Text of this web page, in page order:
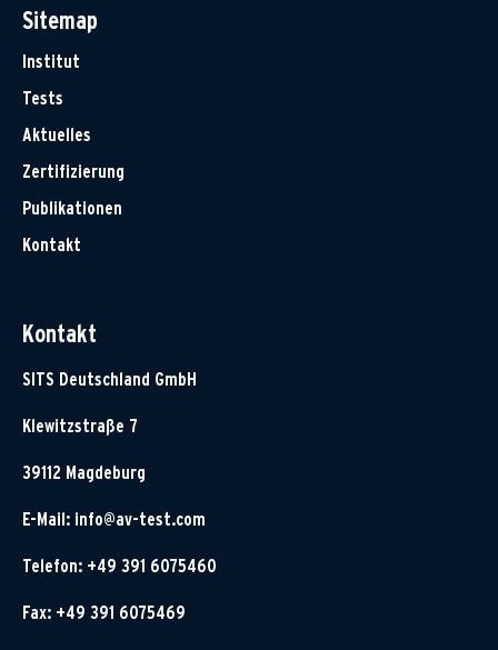
Sitemap
Institut
Tests
Aktuelles
Zertifizierung
Publikationen
Kontakt
Kontakt
SITS Deutschland GmbH
Klewitzstraße 7
39112 Magdeburg
E-Mail: info@av-test.com
Telefon: +49 391 6075460
Fax: +49 391 6075469